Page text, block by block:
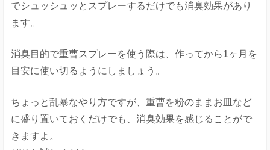
でシュッシュッとスプレーするだけでも消臭効果があり
ます。
消臭目的で重曹スプレーを使う際は、作ってから1ヶ月を
目安に使い切るようにしましょう。
ちょっと乱暴なやり方ですが、重曹を粉のままお皿など
に盛り置いておくだけでも、消臭効果を感じることがで
きますよ。